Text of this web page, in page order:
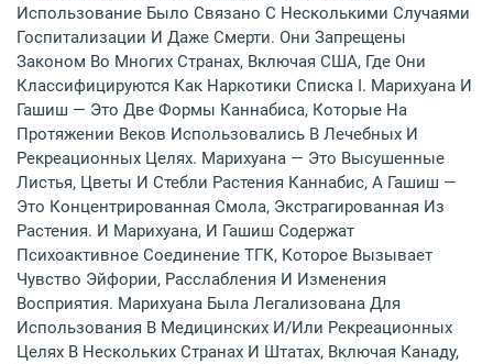
Использование Было Связано С Несколькими Случаями
Госпитализации И Даже Смерти. Они Запрещены
Законом Во Многих Странах, Включая США, Где Они
Классифицируются Как Наркотики Списка I. Марихуана И
Гашиш — Это Две Формы Каннабиса, Которые На
Протяжении Веков Использовались В Лечебных И
Рекреационных Целях. Марихуана — Это Высушенные
Листья, Цветы И Стебли Растения Каннабис, А Гашиш —
Это Концентрированная Смола, Экстрагированная Из
Растения. И Марихуана, И Гашиш Содержат
Психоактивное Соединение ТГК, Которое Вызывает
Чувство Эйфории, Расслабления И Изменения
Восприятия. Марихуана Была Легализована Для
Использования В Медицинских И/или Рекреационных
Целях В Нескольких Странах И Штатах, Включая Канаду,